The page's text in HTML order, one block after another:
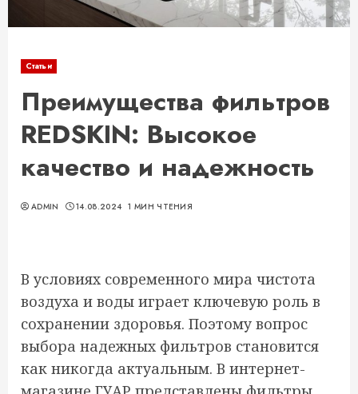
Статьи
Преимущества фильтров
REDSKIN: Высокое
качество и надежность
ADMIN 14.08.2024 1 МИН ЧТЕНИЯ
В условиях современного мира чистота
воздуха и воды играет ключевую роль в
сохранении здоровья. Поэтому вопрос
выбора надежных фильтров становится
как никогда актуальным. В интернет-